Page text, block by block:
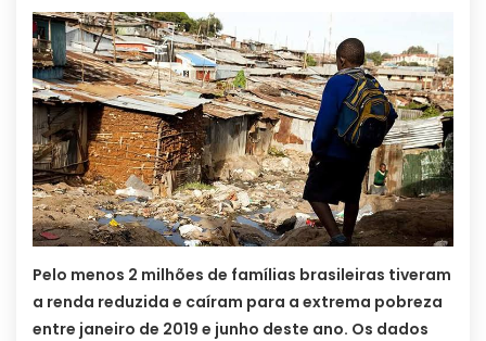
Pelo menos 2 milhões de famílias brasileiras tiveram
a renda reduzida e caíram para a extrema pobreza
entre janeiro de 2019 e junho deste ano. Os dados